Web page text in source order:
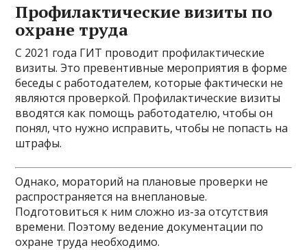
Профилактические визиты по
охране труда
С 2021 года ГИТ проводит профилактические
визиты. Это превентивные мероприятия в форме
беседы с работодателем, которые фактически не
являются проверкой. Профилактические визиты
вводятся как помощь работодателю, чтобы он
понял, что нужно исправить, чтобы не попасть на
штрафы.
Однако, мораторий на плановые проверки не
распространяется на внеплановые.
Подготовиться к ним сложно из-за отсутствия
времени. Поэтому ведение документации по
охране труда необходимо.